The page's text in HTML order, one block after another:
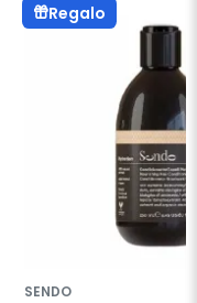
Regalo
SENDO